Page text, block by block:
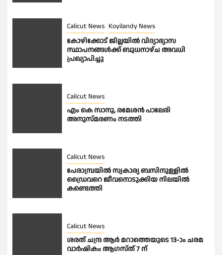
Calicut News Koyilandy News
കോഴിക്കോട് ജില്ലയിൽ വിദ്യാഭ്യാസ
സ്ഥാപനങ്ങൾക്ക് ബുധനാഴ്ച അവധി
പ്രഖ്യാപിച്ചു
Calicut News
എം കെ സാനു, രമേശൻ പാലേരി
അനുസ്മരണം നടത്തി
Calicut News
പേരാമ്പ്രയിൽ സ്വകാര്യ ബസിനുള്ളിൽ
ഡ്രൈവറെ ജീവനൊടുക്കിയ നിലയിൽ
കണ്ടെത്തി
Calicut News
ശരത് ചന്ദ്ര ആർ മറാത്തെയുടെ 13-ാം ചരമ
വാർഷികം ആഗസ്ത് 7 ന്